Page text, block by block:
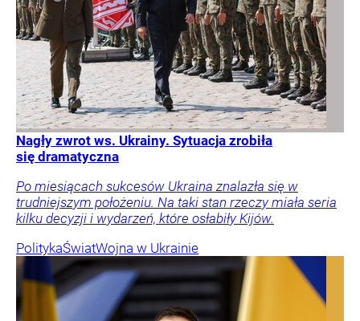
Nagły zwrot ws. Ukrainy. Sytuacja zrobiła
się dramatyczna
Po miesiącach sukcesów Ukraina znalazła się w
trudniejszym położeniu. Na taki stan rzeczy miała seria
kilku decyzji i wydarzeń, które osłabiły Kijów.
PolitykaŚwiatWojna w Ukrainie